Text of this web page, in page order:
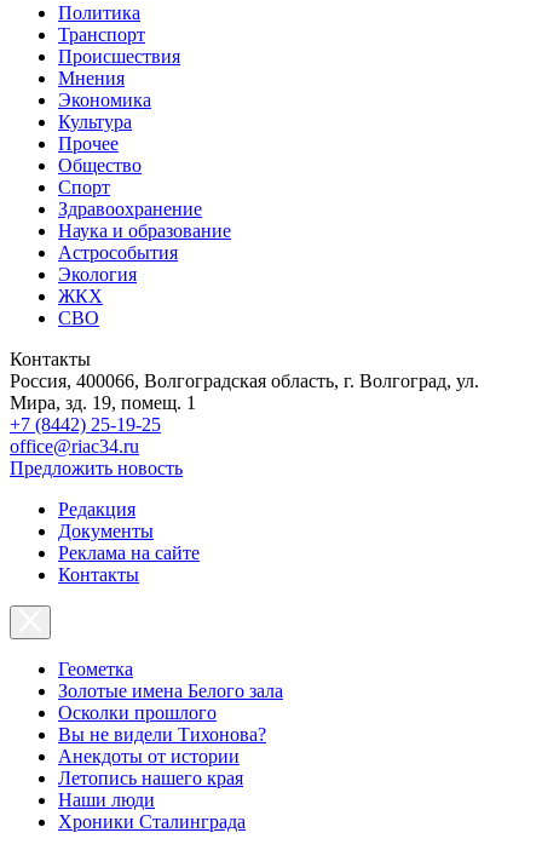
Политика
Транспорт
Происшествия
Мнения
Экономика
Культура
Прочее
Общество
Спорт
Здравоохранение
Наука и образование
Астрособытия
Экология
ЖКХ
СВО
Контакты
Россия, 400066, Волгоградская область, г. Волгоград, ул.
Мира, зд. 19, помещ. 1
+7 (8442) 25-19-25
office@riac34.ru
Предложить новость
Редакция
Документы
Реклама на сайте
Контакты
Геометка
Золотые имена Белого зала
Осколки прошлого
Вы не видели Тихонова?
Анекдоты от истории
Летопись нашего края
Наши люди
Хроники Сталинграда